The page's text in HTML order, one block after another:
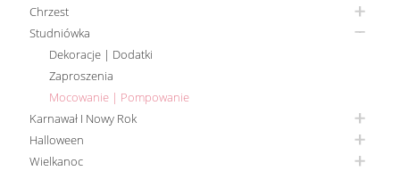
Chrzest
Studniówka
Dekoracje | Dodatki
Zaproszenia
Mocowanie | Pompowanie
Karnawał I Nowy Rok
Halloween
Wielkanoc